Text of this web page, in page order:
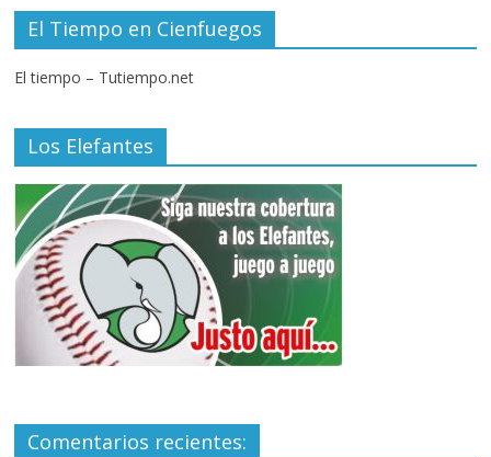
El Tiempo en Cienfuegos
El tiempo – Tutiempo.net
Los Elefantes
Comentarios recientes: